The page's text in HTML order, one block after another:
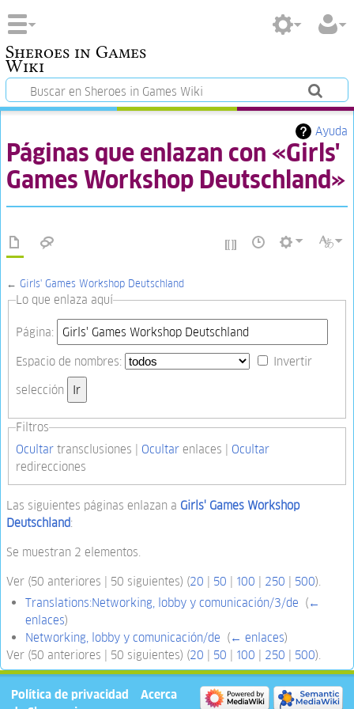
Sheroes in Games
Wiki
Ayuda
Páginas que enlazan con «Girls'
Games Workshop Deutschland»
← Girls' Games Workshop Deutschland
Lo que enlaza aquí
Página:
Espacio de nombres:
Invertir
selección
Filtros
Ocultar transclusiones | Ocultar enlaces | Ocultar
redirecciones
Las siguientes páginas enlazan a Girls' Games Workshop
Deutschland:
Se muestran 2 elementos.
Ver (50 anteriores | 50 siguientes) (20 50 100 250 500).
Translations:Networking, lobby y comunicación/3/de (←
enlaces)
Networking, lobby y comunicación/de (← enlaces)
Ver (50 anteriores | 50 siguientes) (20 | 50 | 100 | 250 | 500).
Política de privacidad
Acerca